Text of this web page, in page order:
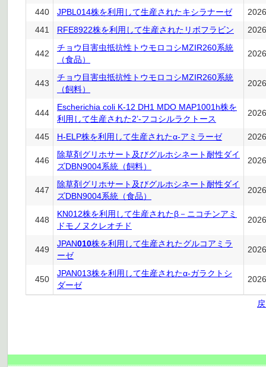
440 JPBL014株を利用して生産されたキシラナーゼ
441
RFE8922株を利用して生産されたリボフラビン
442
チョウ目害虫抵抗性トウモロコシMZIR260系統
（食品）
443
チョウ目害虫抵抗性トウモロコシMZIR260系統
（飼料）
444
Escherichia coli K-12 DH1 MDO MAP1001h株を
利用して生産された2’-フコシルラクトース
445 H-ELP株を利用して生産されたα-アミラーゼ
446
除草剤グリホサート及びグルホシネート耐性ダイ
ズDBN9004系統（飼料）
447
除草剤グリホサート及びグルホシネート耐性ダイ
ズDBN9004系統（食品）
448
KN012株を利用して生産されたβ－ニコチンアミ
ドモノヌクレオチド
449
JPAN010株を利用して生産されたグルコアミラ
ーゼ
450
JPAN013株を利用して生産されたα-ガラクトシ
ダーゼ